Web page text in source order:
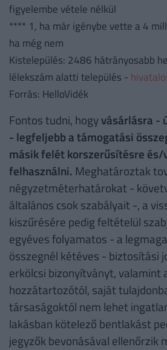
figyelembe vétele nélkül
**** 1, ha már igénybe vette a 4
ha még nem
Kistelepülés: 2486 hátrányosabb
lélekszám alatti település -
Forrás: HelloVidék
Fontos tudni, hogyvásárlásra -
- legfeljebb a támogatási
másik felét korszerűsítésre és/
felhasználni. Meghatároztak
négyzetméterhatárokat -
általános csok szabályait -, a
kiszűrésére pedig feltételül
egyéves folyamatos - a
összegnél kétéves - biztosítási
erkölcsi bizonyítványt, valamint
hozzátartozótól, saját
társaságoktól nem lehet
lakásban kötelező bentlakást
jegyzők bevonásával ellenőrzik